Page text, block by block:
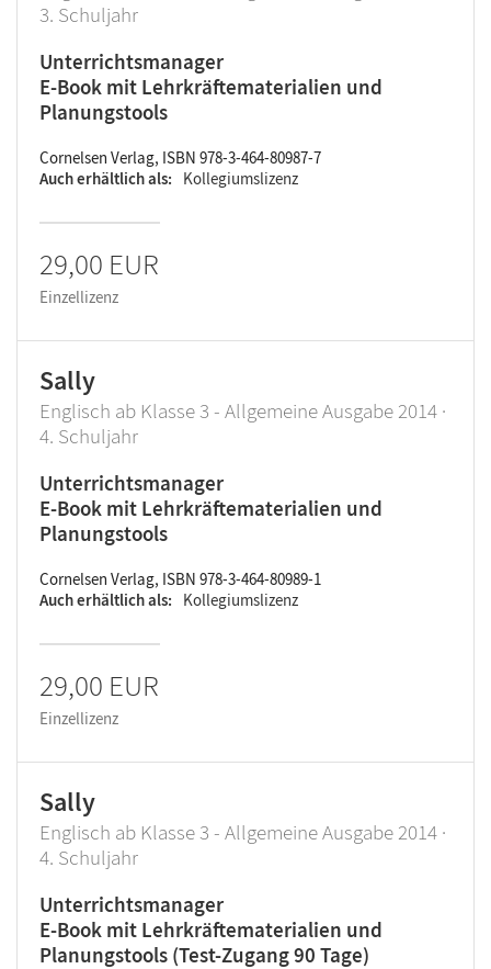
3. Schuljahr
Unterrichtsmanager
E-Book mit Lehrkräftematerialien und
Planungstools
Cornelsen Verlag, ISBN 978-3-464-80987-7
Auch erhältlich als
Kollegiumslizenz
29,00 EUR
Einzellizenz
Sally
Englisch ab Klasse 3 - Allgemeine Ausgabe 2014 ·
4. Schuljahr
Unterrichtsmanager
E-Book mit Lehrkräftematerialien und
Planungstools
Cornelsen Verlag, ISBN 978-3-464-80989-1
Auch erhältlich als
Kollegiumslizenz
29,00 EUR
Einzellizenz
Sally
Englisch ab Klasse 3 - Allgemeine Ausgabe 2014 ·
4. Schuljahr
Unterrichtsmanager
E-Book mit Lehrkräftematerialien und
Planungstools (Test-Zugang 90 Tage)